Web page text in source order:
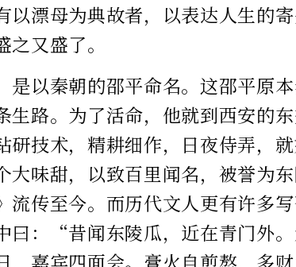
以漂母为典故者，以表达人生的
又盛了。
是以秦朝的邵平命名。这邵平原
生路。为了活命，他就到西安的
研技术，精耕细作，日夜侍弄，
大味甜，以致百里闻名，被誉为
流传至今。而历代文人更有许多
曰：“昔闻东陵瓜，近在青门外
，嘉宾四面会。膏火自煎熬，多